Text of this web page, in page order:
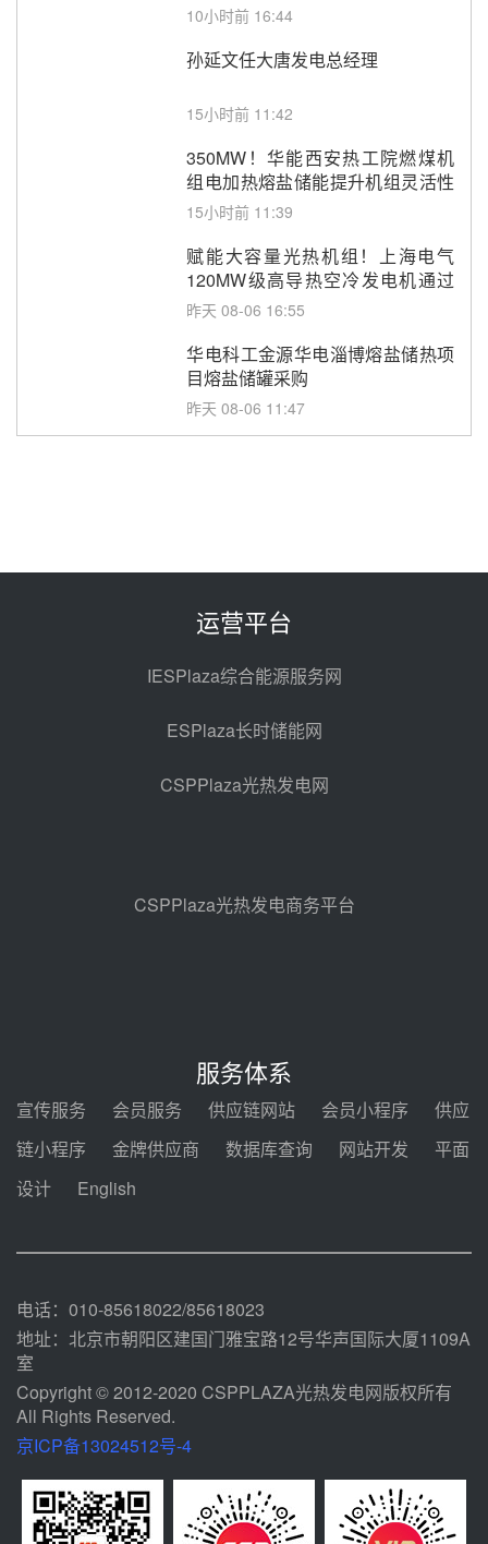
10小时前 16:44
孙延文任大唐发电总经理
15小时前 11:42
350MW！华能西安热工院燃煤机
组电加热熔盐储能提升机组灵活性
改造项目初步设计第三方评审服务
15小时前 11:39
赋能大容量光热机组！上海电气
120MW级高导热空冷发电机通过
型式试验
昨天 08-06 16:55
华电科工金源华电淄博熔盐储热项
目熔盐储罐采购
昨天 08-06 11:47
光热示范电站二列蒸汽发生器设备
热发电工程EPC总承包项目熔盐截
昊森机电中标新疆华电天山北麓基
地100MW光热发电工程EPC总承
包项目熔盐介质超声波流量计采购
前天 08-05 17:09
前天 08-05 14:48
2026-2029年熔盐介质框架协议
中能建华中试研院中标重能新疆
100MW光热项目机组调试及性能
规模化助力构建绿色低碳电力供给
运营平台
IESPlaza综合能源服务网
ESPlaza长时储能网
CSPPlaza光热发电网
CSPPlaza光热发电商务平台
服务体系
宣传服务 会员服务 供应链网站 会员小程序
供应
链小程序
金牌供应商 数据库查询 网站开发
平面
设计
English
电话：010-85618022/85618023
地址：北京市朝阳区建国门雅宝路12号华声国际大厦1109A
室
Copyright © 2012-2020 CSPPLAZA光热发电网版权所有
All Rights Reserved.
京ICP备13024512号-4